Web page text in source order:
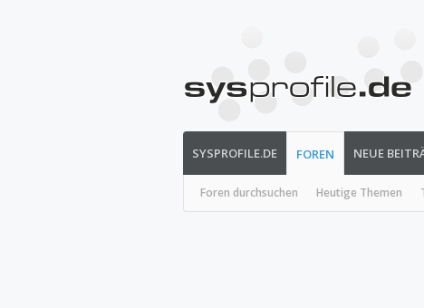
SYSPROFILE.DE FOREN
Foren durchsuchen Heutige Themen
NEUE